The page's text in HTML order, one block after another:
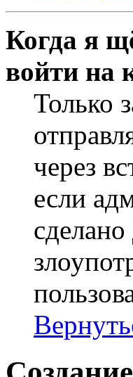
Когда я
войти на
Только
через
если